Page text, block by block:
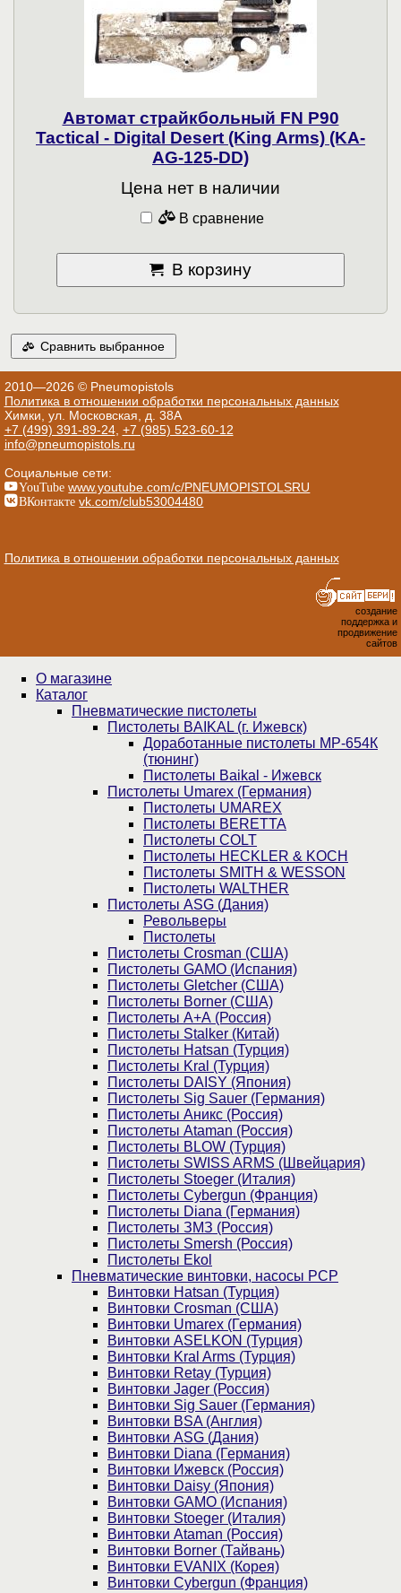
Автомат страйкбольный FN P90
Tactical - Digital Desert (King Arms) (KA-
AG-125-DD)
Цена нет в наличии
В сравнение
В корзину
Сравнить выбранное
2010—2026 © Pneumopistols
Политика в отношении обработки персональных данных
Химки, ул. Московская, д. 38А
+7 (499) 391-89-24, +7 (985) 523-60-12
info@pneumopistols.ru
Социальные сети:
YouTube www.youtube.com/c/PNEUMOPISTOLSRU
ВКонтакте vk.com/club53004480
Политика в отношении обработки персональных данных
создание
поддержка и
продвижение
сайтов
О магазине
Каталог
Пнев­ма­ти­чес­кие пистолеты
Пистолеты BAIKAL (г. Ижевск)
Доработанные пистолеты МР-654К
(тюнинг)
Пистолеты Baikal - Ижевск
Пистолеты Umarex (Германия)
Пистолеты UMAREX
Пистолеты BERETTA
Пистолеты COLT
Пистолеты HECKLER & KOCH
Пистолеты SMITH & WESSON
Пистолеты WALTHER
Пистолеты ASG (Дания)
Револьверы
Пистолеты
Пистолеты Crosman (США)
Пистолеты GAMO (Испания)
Пистолеты Gletcher (США)
Пистолеты Borner (США)
Пистолеты А+А (Россия)
Пистолеты Stalker (Китай)
Пистолеты Hatsan (Турция)
Пистолеты Kral (Турция)
Пистолеты DAISY (Япония)
Пистолеты Sig Sauer (Германия)
Пистолеты Аникс (Россия)
Пистолеты Ataman (Россия)
Пистолеты BLOW (Турция)
Пистолеты SWISS ARMS (Швейцария)
Пистолеты Stoeger (Италия)
Пистолеты Cybergun (Франция)
Пистолеты Diana (Германия)
Пистолеты ЗМЗ (Россия)
Пистолеты Smersh (Россия)
Пистолеты Ekol
Пневматические винтовки, насосы PCP
Винтовки Hatsan (Турция)
Винтовки Crosman (США)
Винтовки Umarex (Германия)
Винтовки ASELKON (Турция)
Винтовки Kral Arms (Турция)
Винтовки Retay (Турция)
Винтовки Jager (Россия)
Винтовки Sig Sauer (Германия)
Винтовки BSA (Англия)
Винтовки ASG (Дания)
Винтовки Diana (Германия)
Винтовки Ижевск (Россия)
Винтовки Daisy (Япония)
Винтовки GAMO (Испания)
Винтовки Stoeger (Италия)
Винтовки Ataman (Россия)
Винтовки Borner (Тайвань)
Винтовки EVANIX (Корея)
Винтовки Cybergun (Франция)